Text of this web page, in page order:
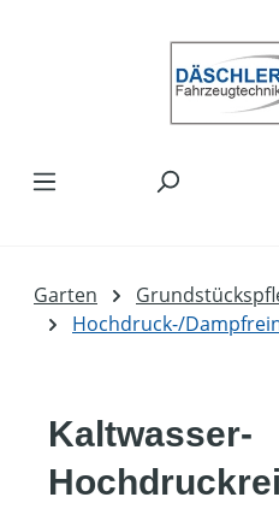
Garten
Hochdruck-/
Kaltwasser-